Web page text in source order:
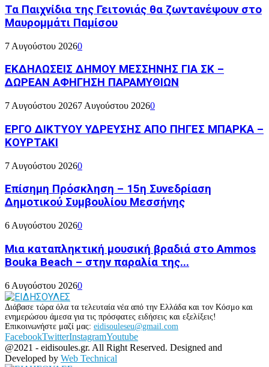
Τα Παιχνίδια της Γειτονιάς θα ζωντανέψουν στο
Μαυρομμάτι Παμίσου
7 Αυγούστου 20260
ΕΚΔΗΛΩΣΕΙΣ ΔΗΜΟΥ ΜΕΣΣΗΝΗΣ ΓΙΑ ΣΚ –
ΔΩΡΕΑΝ ΑΦΗΓΗΣΗ ΠΑΡΑΜΥΘΙΩΝ
7 Αυγούστου 20267 Αυγούστου 20260
ΕΡΓΟ ΔΙΚΤΥΟΥ ΥΔΡΕΥΣΗΣ ΑΠΟ ΠΗΓΕΣ ΜΠΑΡΚΑ –
ΚΟΥΡΤΑΚΙ
7 Αυγούστου 20260
Επίσημη Πρόσκληση – 15η Συνεδρίαση
Δημοτικού Συμβουλίου Μεσσήνης
6 Αυγούστου 20260
Μια καταπληκτική μουσική βραδιά στο Ammos
Bouka Beach – στην παραλία της...
6 Αυγούστου 20260
Διάβασε τώρα όλα τα τελευταία νέα από την Ελλάδα και τον Κόσμο και
ενημερώσου άμεσα για τις πρόσφατες ειδήσεις και εξελίξεις!
Επικοινωνήστε μαζί μας: eidisouleseu@gmail.com
FacebookTwitterInstagramYoutube
@2021 - eidisoules.gr. All Right Reserved. Designed and
Developed by Web Technical